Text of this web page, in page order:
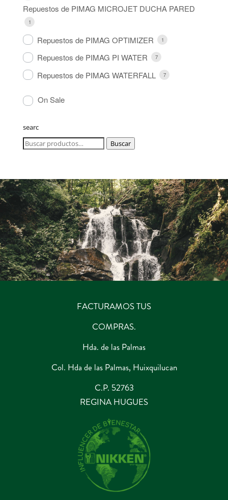
Repuestos de PIMAG MICROJET DUCHA PARED
1
Repuestos de PIMAG OPTIMIZER 1
Repuestos de PIMAG PI WATER 7
Repuestos de PIMAG WATERFALL 7
On Sale
searc
Buscar
Buscar
FACTURAMOS TUS
COMPRAS.
Hda. de las Palmas
Col. Hda de las Palmas, Huixquilucan
C.P. 52763
REGINA HUGUES